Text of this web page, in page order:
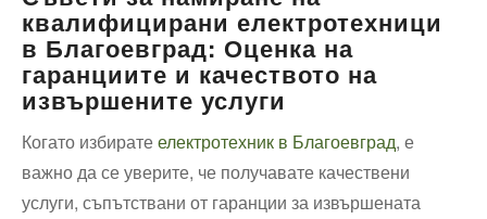
квалифицирани електротехници
в Благоевград: Оценка на
гаранциите и качеството на
извършените услуги
Когато избиратеелектротехник в Благоевград, е
важно да се уверите, че получавате качествени
услуги, съпътствани от гаранции за извършената